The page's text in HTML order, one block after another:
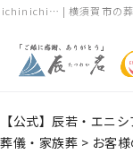
ichinichi… | 横須賀市の葬
【公式】辰若・エニ
葬儀・家族葬 > お客